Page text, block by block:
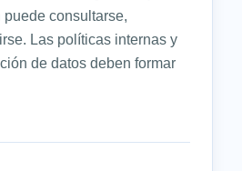
consultarse,
Las políticas internas y
de datos deben formar